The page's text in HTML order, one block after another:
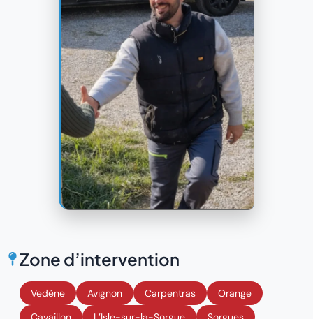
Zone d’intervention
Vedène Avignon Carpentras
Orange